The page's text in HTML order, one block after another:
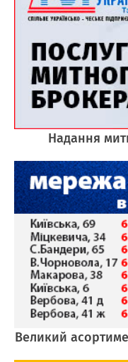
Надання
Великий